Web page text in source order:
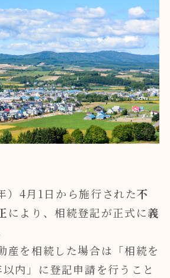
）4月1日から施行された不
により、相続登記が正式に義
産を相続した場合は「相続を
内」に登記申請を行うこと